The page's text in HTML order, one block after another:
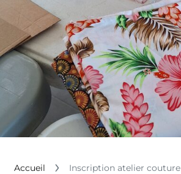
Accueil Inscription atelier couture